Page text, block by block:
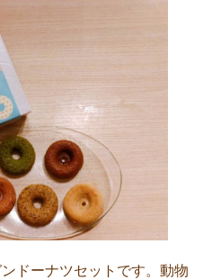
ドーナツセットです。動物